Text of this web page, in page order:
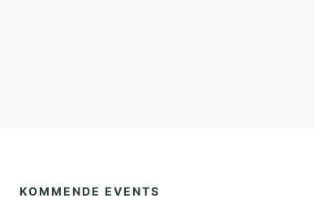
KOMMENDE EVENTS